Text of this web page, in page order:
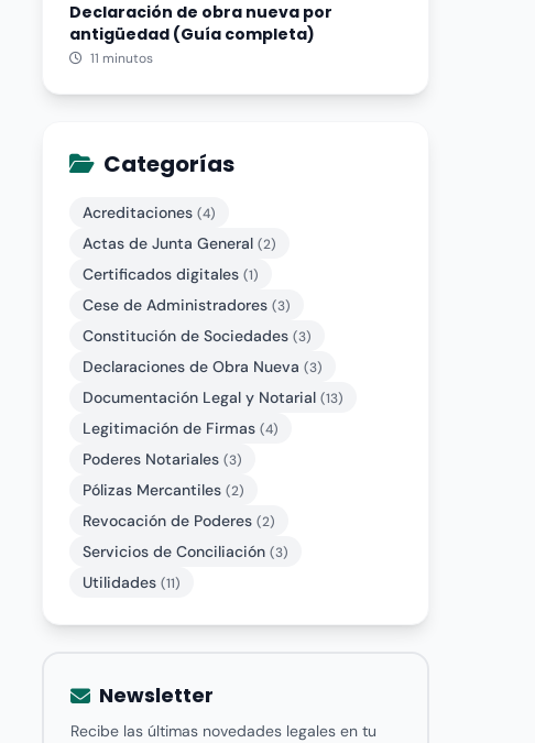
Declaración de obra nueva por
antigüedad (Guía completa)
11 minutos
Categorías
Acreditaciones (4)
Actas de Junta General (2)
Certificados digitales (1)
Cese de Administradores (3)
Constitución de Sociedades (3)
Declaraciones de Obra Nueva (3)
Documentación Legal y Notarial (13)
Legitimación de Firmas (4)
Poderes Notariales (3)
Pólizas Mercantiles (2)
Revocación de Poderes (2)
Servicios de Conciliación (3)
Utilidades (11)
Newsletter
Recibe las últimas novedades legales en tu